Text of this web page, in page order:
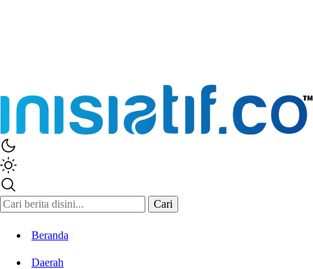
Inisiatif.co
Stay Connected Stay Informed
Cari
Beranda
Daerah